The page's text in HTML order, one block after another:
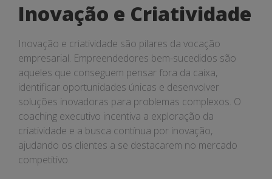
Inovação e Criatividade
Inovação e criatividade são pilares da vocação
empresarial. Empreendedores bem-sucedidos são
aqueles que conseguem pensar fora da caixa,
identificar oportunidades únicas e desenvolver
soluções inovadoras para problemas complexos. O
coaching executivo incentiva a exploração da
criatividade e a busca contínua por inovação,
ajudando os clientes a se destacarem no mercado
competitivo.